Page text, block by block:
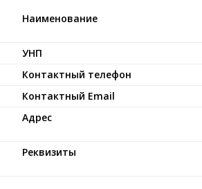
Наименование
УНП
Контактный телефон
Контактный Email
Адрес
Реквизиты